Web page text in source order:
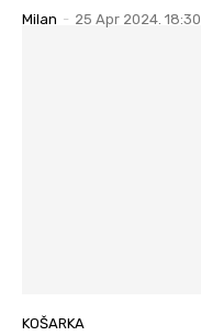
Milan - 25 Apr 2024. 18:30
KOŠARKA